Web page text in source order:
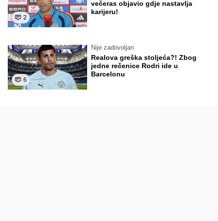
2
večeras objavio gdje nastavlja
karijeru!
6
Nije zadovoljan
Realova greška stoljeća?! Zbog
jedne rečenice Rodri ide u
Barcelonu